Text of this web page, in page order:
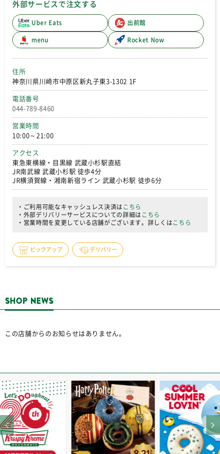
外部サービスで注文する
Uber Eats 出前館
menu Rocket Now
住所
神奈川県川崎市中原区新丸子東3-1302 1F
電話番号
044-789-8460
営業時間
10:00～21:00
アクセス
東急東横線・目黒線 武蔵小杉駅直結
JR南武線 武蔵小杉駅 徒歩4分
JR横須賀線・湘南新宿ライン 武蔵小杉駅 徒歩6分
・ご利用可能なキャッシュレス決済は こちら
・外部デリバリーサービスについての詳細は こちら
・営業時間を変更している店舗がございます。詳しくは こちら
ピックアップ デリバリー
SHOP NEWS
この店舗からのお知らせはありません。